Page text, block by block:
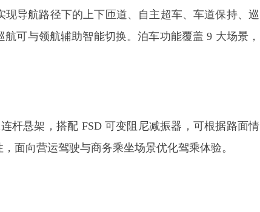
导航路径下的上下匝道、自主超车、车道保持、巡
可与领航辅助智能切换。泊车功能覆盖 9 大场景，
杆悬架，搭配 FSD 可变阻尼减振器，可根据路面情
面向营运驾驶与商务乘坐场景优化驾乘体验。